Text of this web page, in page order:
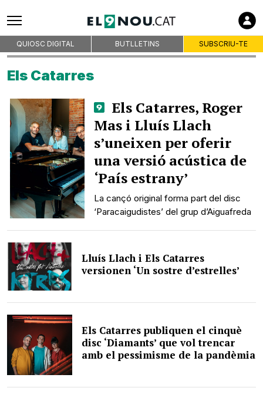
QUIOSC DIGITAL BUTLLETINS SUBSCRIU-TE
Els Catarres
Els Catarres, Roger
Mas i Lluís Llach
s’uneixen per oferir
una versió acústica de
‘País estrany’
La cançó original forma part del disc
‘Paracaigudistes’ del grup d’Aiguafreda
Lluís Llach i Els Catarres
versionen ‘Un sostre d’estrelles’
Els Catarres publiquen el cinquè
disc ‘Diamants’ que vol trencar
amb el pessimisme de la pandèmia